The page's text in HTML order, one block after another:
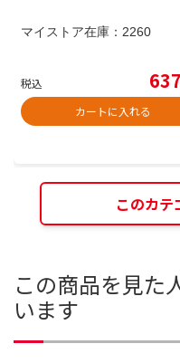
マイストア在庫： 2260
税込
カートに入れる
このカテ
この商品を見た
います